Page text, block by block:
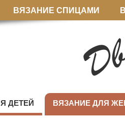
ВЯЗАНИЕ СПИЦАМИ
ДЕТЕЙ ВЯЗАНИЕ ДЛЯ